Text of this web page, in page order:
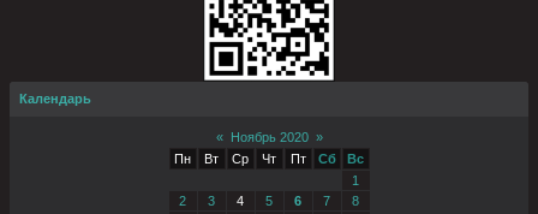
Календарь
« Ноябрь 2020 »
Пн
Вт Ср Чт Пт Сб
Вс
1
2
3 4 5 6 7 8